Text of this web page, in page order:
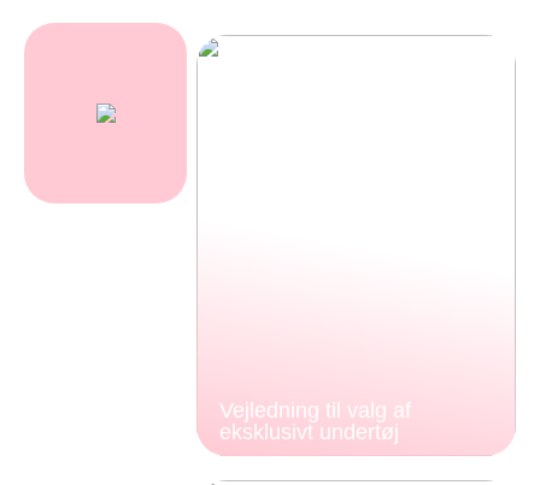
Vejledning til valg af
eksklusivt undertøj